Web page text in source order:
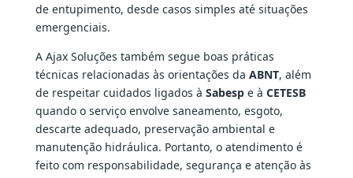
de entupimento, desde casos simples até situações
emergenciais.
A Ajax Soluções também segue boas práticas
técnicas relacionadas às orientações da ABNT, além
de respeitar cuidados ligados à Sabespe à CETESB
quando o serviço envolve saneamento, esgoto,
descarte adequado, preservação ambiental e
manutenção hidráulica. Portanto, o atendimento é
feito com responsabilidade, segurança e atenção às